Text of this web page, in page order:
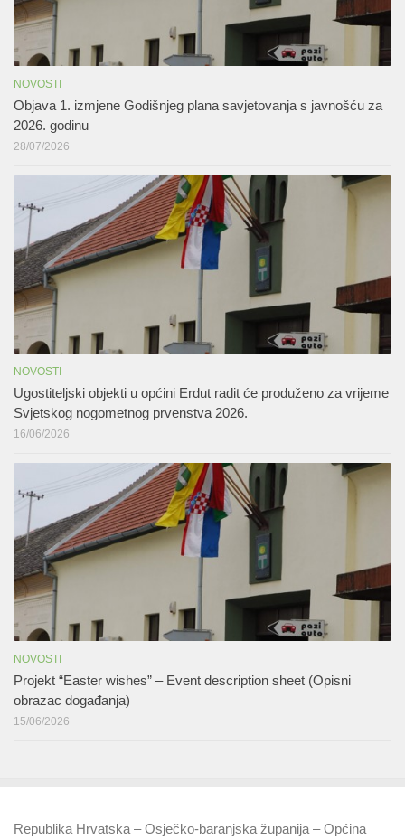
NOVOSTI
Objava 1. izmjene Godišnjeg plana savjetovanja s javnošću za
2026. godinu
28/07/2026
NOVOSTI
Ugostiteljski objekti u općini Erdut radit će produženo za vrijeme
Svjetskog nogometnog prvenstva 2026.
16/06/2026
NOVOSTI
Projekt “Easter wishes” – Event description sheet (Opisni
obrazac događanja)
15/06/2026
Republika Hrvatska – Osječko-baranjska županija – Općina